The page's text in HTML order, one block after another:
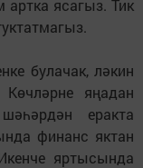
артка ясагыз. Тик
булачак, ләкин
яңадан
еракта
финанс яктан
яртысында